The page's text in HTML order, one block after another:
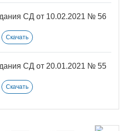
СД от 10.02.2021 № 56
Скачать
СД от 20.01.2021 № 55
Скачать